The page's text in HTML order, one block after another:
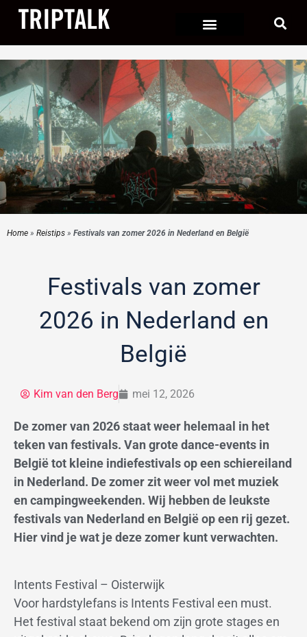
de
inhoud
Home » Reistips » Festivals van zomer 2026 in Nederland en België
Festivals van zomer
2026 in Nederland en
België
Kim van den Berg mei 12, 2026
De zomer van 2026 staat weer helemaal in het
teken van festivals. Van grote dance-events in
België tot kleine indiefestivals op een schiereiland
in Nederland. De zomer zit weer vol met muziek
en campingweekenden. Wij hebben de leukste
festivals van Nederland en België op een rij gezet.
Hier vind je wat je deze zomer kunt verwachten.
Intents Festival – Oisterwijk
Voor hardstylefans is Intents Festival een must.
Het festival staat bekend om zijn grote stages en